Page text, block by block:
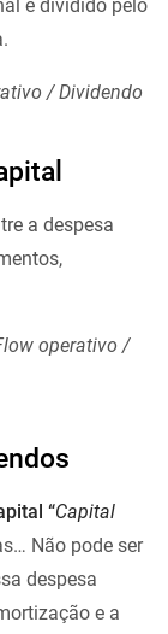
é dividido pelo
/ Dividendo
a despesa
operativo /
“Capital
Não pode ser
despesa
e a